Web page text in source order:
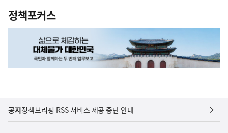
정책포커스
공지정책브리핑 RSS 서비스 제공 중단 안내